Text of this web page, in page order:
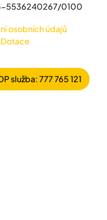
5536240267/0100
osobních údajů
Dotace
služba: 777 765 121